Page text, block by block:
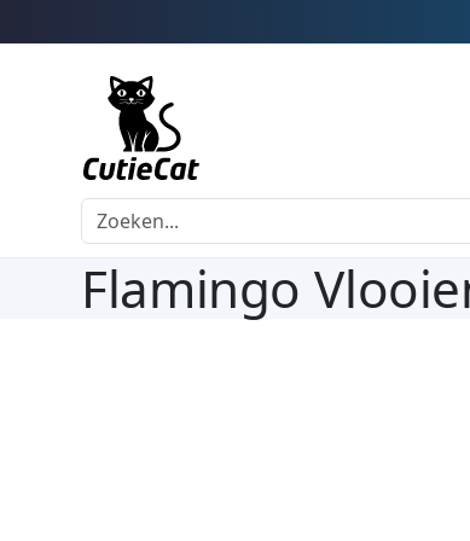
Flamingo